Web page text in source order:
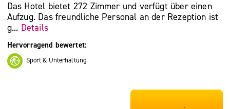
Das Hotel bietet 272 Zimmer und verfügt über einen
Aufzug. Das freundliche Personal an der Rezeption ist
g... Details
Hervorragend bewertet:
Sport & Unterhaltung